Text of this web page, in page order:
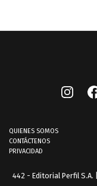
QUIENES SOMOS
CONTÁCTENOS
PRIVACIDAD
442 - Editorial Perfil S.A.